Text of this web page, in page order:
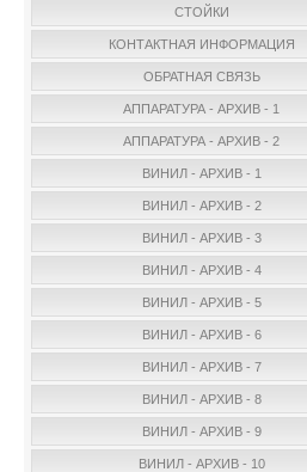
СТОЙКИ
КОНТАКТНАЯ ИНФОРМАЦИЯ
ОБРАТНАЯ СВЯЗЬ
АППАРАТУРА - АРХИВ - 1
АППАРАТУРА - АРХИВ - 2
ВИНИЛ - АРХИВ - 1
ВИНИЛ - АРХИВ - 2
ВИНИЛ - АРХИВ - 3
ВИНИЛ - АРХИВ - 4
ВИНИЛ - АРХИВ - 5
ВИНИЛ - АРХИВ - 6
ВИНИЛ - АРХИВ - 7
ВИНИЛ - АРХИВ - 8
ВИНИЛ - АРХИВ - 9
ВИНИЛ - АРХИВ - 10